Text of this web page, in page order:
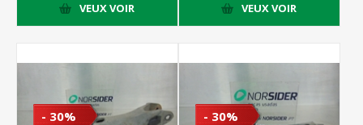
VEUX VOIR VEUX VOIR
- 30% - 30%